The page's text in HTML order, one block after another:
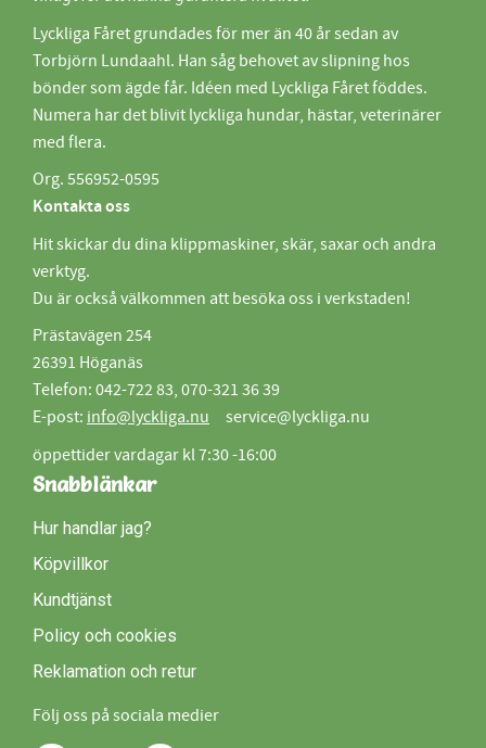
Lyckliga Fåret grundades för mer än 40 år sedan av
Torbjörn Lundaahl. Han såg behovet av slipning hos
bönder som ägde får. Idéen med Lyckliga Fåret föddes.
Numera har det blivit lyckliga hundar, hästar, veterinärer
med flera.
Org. 556952-0595
Kontakta oss
Hit skickar du dina klippmaskiner, skär, saxar och andra
verktyg.
Du är också välkommen att besöka oss i verkstaden!
Prästavägen 254
26391 Höganäs
Telefon: 042-722 83, 070-321 36 39
E-post: info@lyckliga.nu service@lyckliga.nu
öppettider vardagar kl 7:30 -16:00
Snabblänkar
Hur handlar jag?
Köpvillkor
Kundtjänst
Policy och cookies
Reklamation och retur
Följ oss på sociala medier